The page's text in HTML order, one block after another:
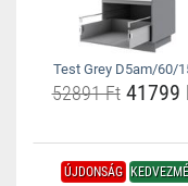
Test Grey D5am/60/
52891 Ft41799
ÚJDONSÁG